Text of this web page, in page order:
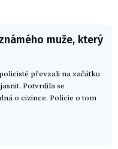
muže, který
převzali na začátku
Potvrdila se
o cizince. Policie o tom